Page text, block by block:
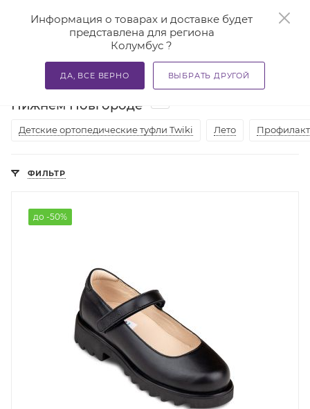
Информация о товарах и доставке будет
представлена для региона
Колумбус ?
ДА, ВСЕ ВЕРНО ВЫБРАТЬ ДРУГОЙ
Главная — Каталог — Ортопедическая обувь — Детская
Детские ортопедические туфли в
Нижнем Новгороде
Детские ортопедические туфли Twiki Лето
ФИЛЬТР
до -50%